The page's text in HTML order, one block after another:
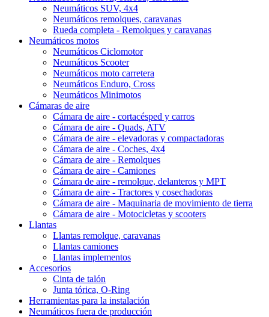
Neumáticos SUV, 4x4
Neumáticos remolques, caravanas
Rueda completa - Remolques y caravanas
Neumáticos motos
Neumáticos Ciclomotor
Neumáticos Scooter
Neumáticos moto carretera
Neumáticos Enduro, Cross
Neumáticos Minimotos
Cámaras de aire
Cámara de aire - cortacésped y carros
Cámara de aire - Quads, ATV
Cámara de aire - elevadoras y compactadoras
Cámara de aire - Coches, 4x4
Cámara de aire - Remolques
Cámara de aire - Camiones
Cámara de aire - remolque, delanteros y MPT
Cámara de aire - Tractores y cosechadoras
Cámara de aire - Maquinaria de movimiento de tierra
Cámara de aire - Motocicletas y scooters
Llantas
Llantas remolque, caravanas
Llantas camiones
Llantas implementos
Accesorios
Cinta de talón
Junta tórica, O-Ring
Herramientas para la instalación
Neumáticos fuera de producción